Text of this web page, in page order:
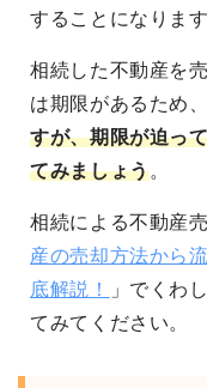
することになります
相続した不動産を
は期限があるため、
すが、期限が迫っ
てみましょう。
相続による不動産
産の売却方法から
底解説！
」でくわ
てみてください。